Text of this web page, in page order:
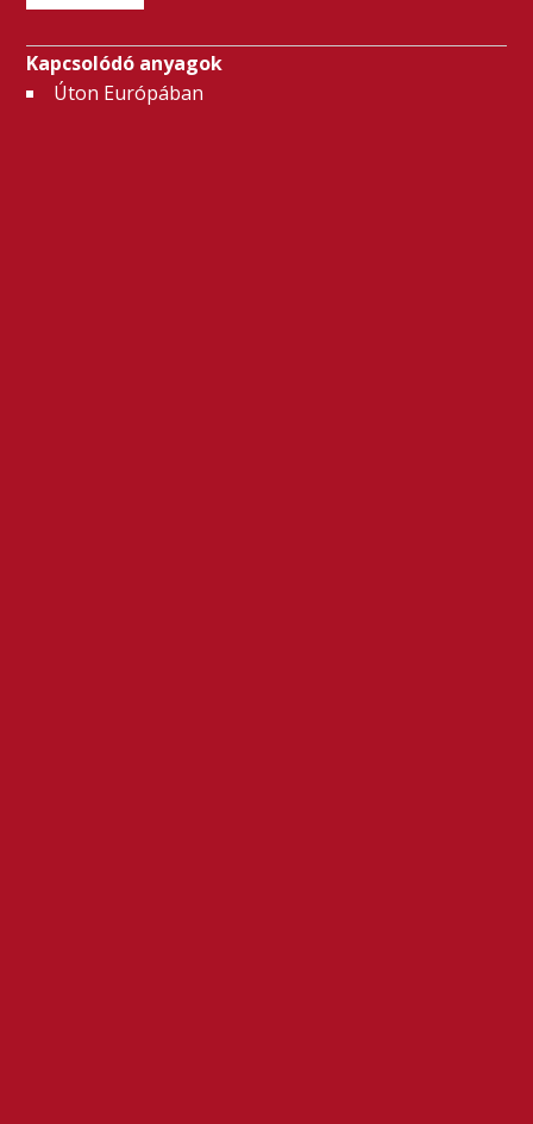
Kapcsolódó anyagok
Úton Európában